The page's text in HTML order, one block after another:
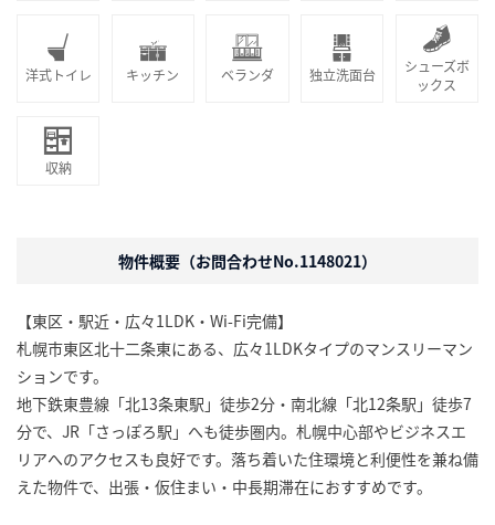
洋式トイレ キッチン ベランダ 独立洗面台
シューズボ
ックス
収納
物件概要（お問合わせNo.1148021）
【東区・駅近・広々1LDK・Wi-Fi完備】
札幌市東区北十二条東にある、広々1LDKタイプのマンスリーマン
ションです。
地下鉄東豊線「北13条東駅」徒歩2分・南北線「北12条駅」徒歩7
分で、JR「さっぽろ駅」へも徒歩圏内。札幌中心部やビジネスエ
リアへのアクセスも良好です。落ち着いた住環境と利便性を兼ね備
えた物件で、出張・仮住まい・中長期滞在におすすめです。